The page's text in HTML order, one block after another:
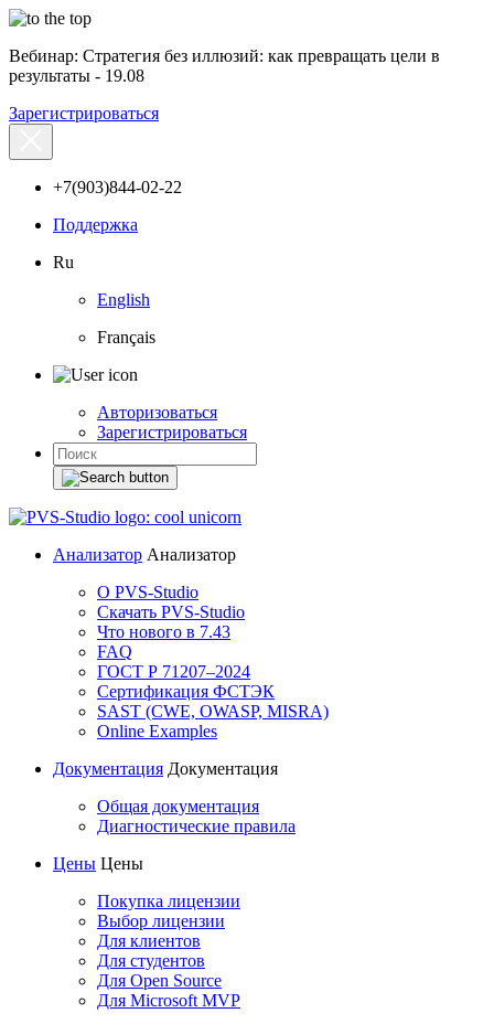
Вебинар: Стратегия без иллюзий: как превращать цели в
результаты - 19.08
Зарегистрироваться
+7(903)844-02-22
Поддержка
Ru
English
Français
Авторизоваться
Зарегистрироваться
Анализатор Анализатор
О PVS-Studio
Скачать PVS-Studio
Что нового в 7.43
FAQ
ГОСТ Р 71207–2024
Сертификация ФСТЭК
SAST (CWE, OWASP, MISRA)
Online Examples
Документация Документация
Общая документация
Диагностические правила
Цены Цены
Покупка лицензии
Выбор лицензии
Для клиентов
Для студентов
Для Open Source
Для Microsoft MVP